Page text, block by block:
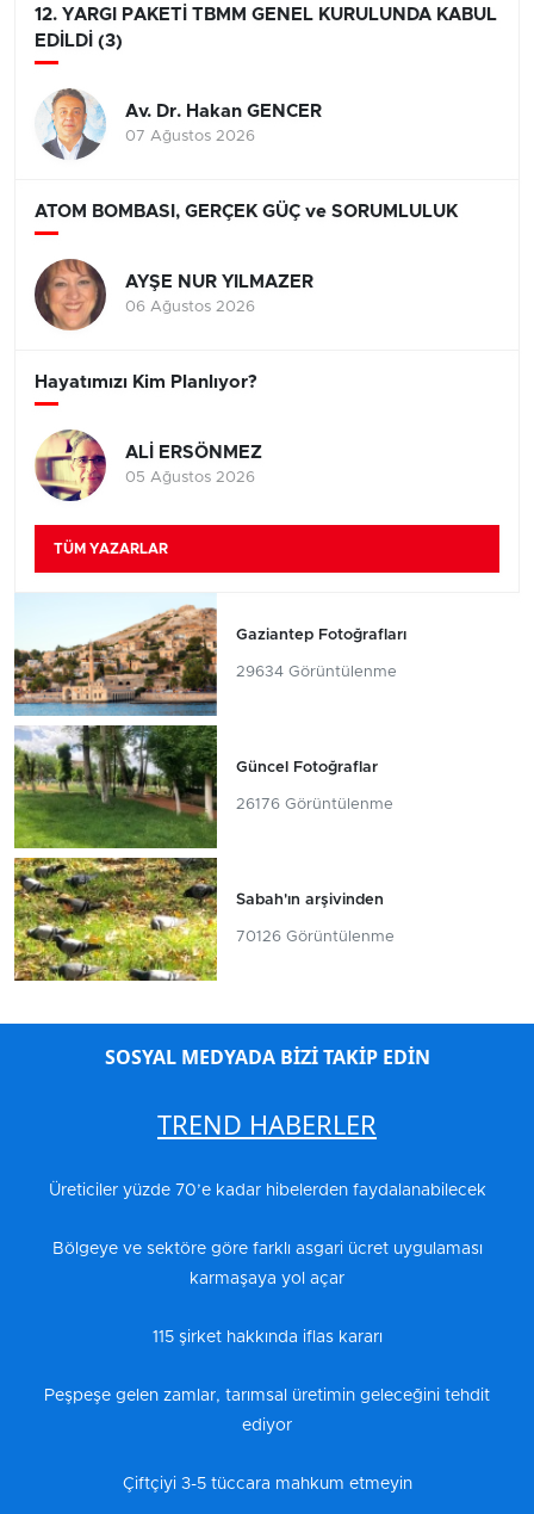
12. YARGI PAKETİ TBMM GENEL KURULUNDA KABUL
EDİLDİ (3)
Av. Dr. Hakan GENCER
07 Ağustos 2026
ATOM BOMBASI, GERÇEK GÜÇ ve SORUMLULUK
AYŞE NUR YILMAZER
06 Ağustos 2026
Hayatımızı Kim Planlıyor?
ALİ ERSÖNMEZ
05 Ağustos 2026
TÜM YAZARLAR
Gaziantep Fotoğrafları
29634 Görüntülenme
Güncel Fotoğraflar
26176 Görüntülenme
Sabah'ın arşivinden
70126 Görüntülenme
SOSYAL MEDYADA BİZİ TAKİP EDİN
TREND HABERLER
Üreticiler yüzde 70’e kadar hibelerden faydalanabilecek
Bölgeye ve sektöre göre farklı asgari ücret uygulaması
karmaşaya yol açar
115 şirket hakkında iflas kararı
Peşpeşe gelen zamlar, tarımsal üretimin geleceğini tehdit
ediyor
Çiftçiyi 3-5 tüccara mahkum etmeyin